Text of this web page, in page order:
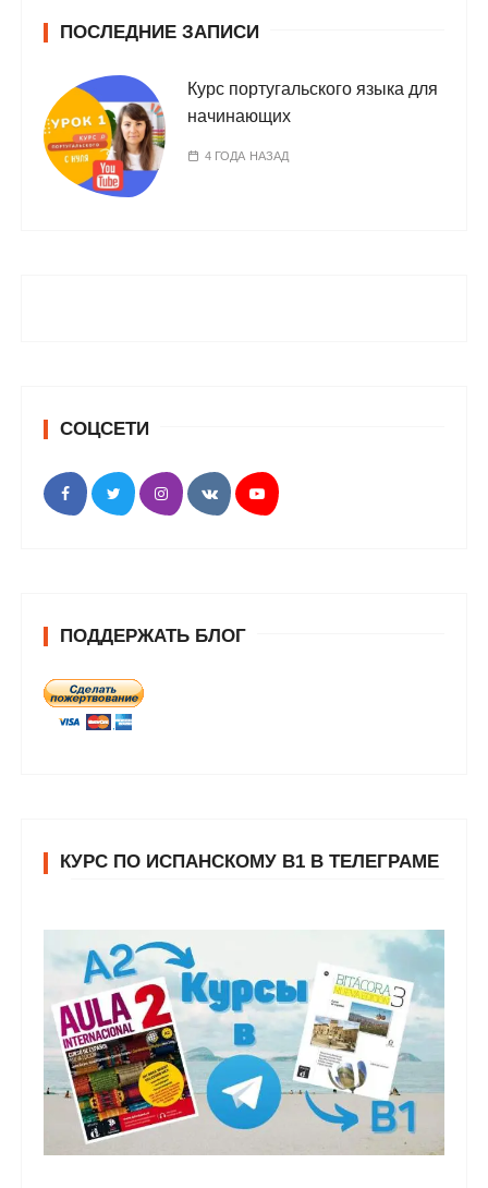
ПОСЛЕДНИЕ ЗАПИСИ
Курс португальского языка для
начинающих
4 ГОДА НАЗАД
СОЦСЕТИ
ПОДДЕРЖАТЬ БЛОГ
КУРС ПО ИСПАНСКОМУ В1 В ТЕЛЕГРАМЕ